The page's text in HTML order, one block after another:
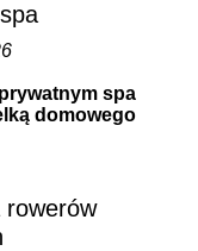
spa
domowego
rowerów